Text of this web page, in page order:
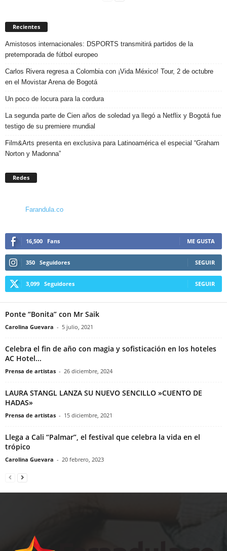
Recientes
Amistosos internacionales: DSPORTS transmitirá partidos de la
pretemporada de fútbol europeo
Carlos Rivera regresa a Colombia con ¡Vida México! Tour, 2 de octubre
en el Movistar Arena de Bogotá
Un poco de locura para la cordura
La segunda parte de Cien años de soledad ya llegó a Netflix y Bogotá fue
testigo de su premiere mundial
Film&Arts presenta en exclusiva para Latinoamérica el especial “Graham
Norton y Madonna”
Redes
Farandula.co
16,500 Fans ME GUSTA
350 Seguidores SEGUIR
3,099 Seguidores SEGUIR
Ponte “Bonita” con Mr Saik
Carolina Guevara - 5 julio, 2021
Celebra el fin de año con magia y sofisticación en los hoteles
AC Hotel...
Prensa de artistas - 26 diciembre, 2024
LAURA STANGL LANZA SU NUEVO SENCILLO »CUENTO DE
HADAS»
Prensa de artistas - 15 diciembre, 2021
Llega a Cali “Palmar”, el festival que celebra la vida en el
trópico
Carolina Guevara - 20 febrero, 2023